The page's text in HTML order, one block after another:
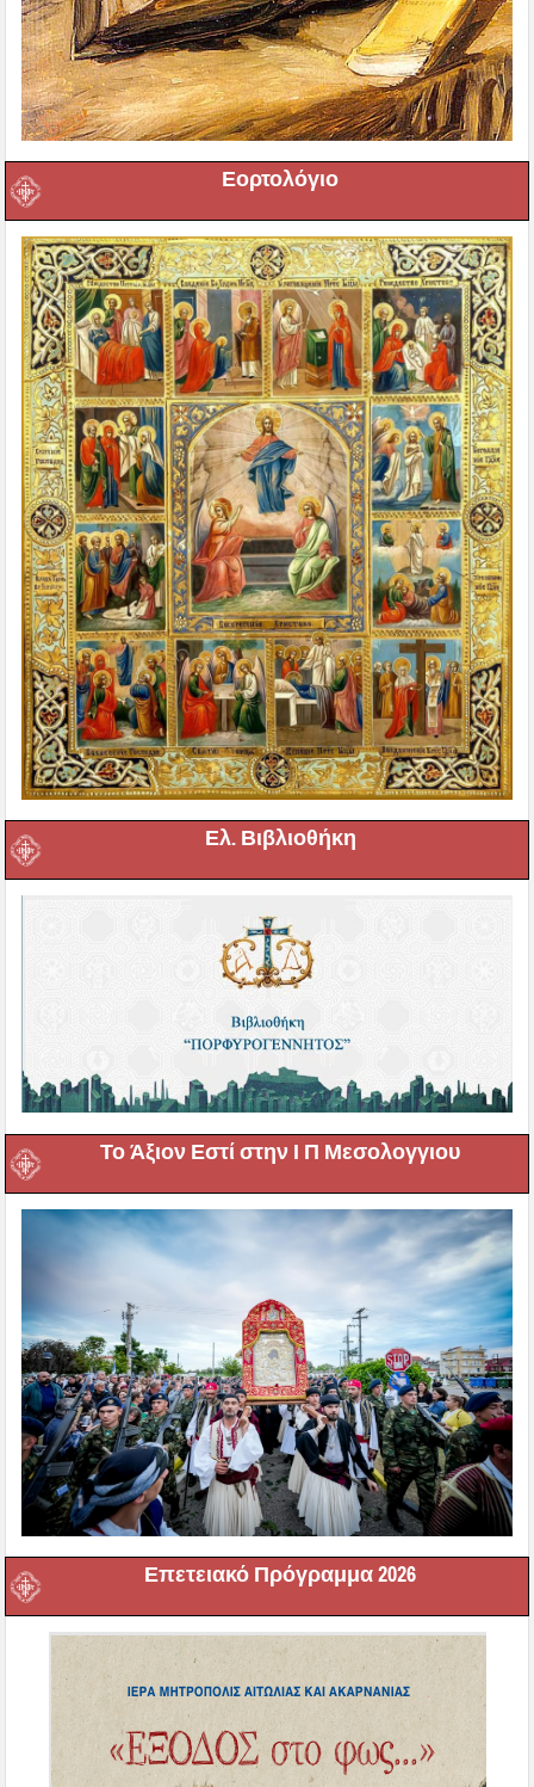
Εορτολόγιο
Ελ. Βιβλιοθήκη
Το Άξιον Εστί στην Ι Π Μεσολογγιου
Επετειακό Πρόγραμμα 2026